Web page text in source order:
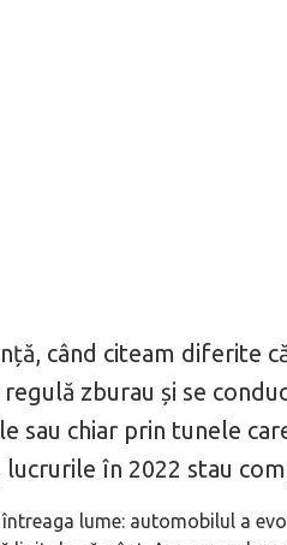
când citeam diferite
zburau și se
sau chiar prin tunele
în 2022 stau
lume: automobilul a